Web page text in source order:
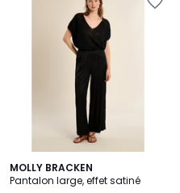
MOLLY BRACKEN
Pantalon large, effet satiné
2
Couleurs